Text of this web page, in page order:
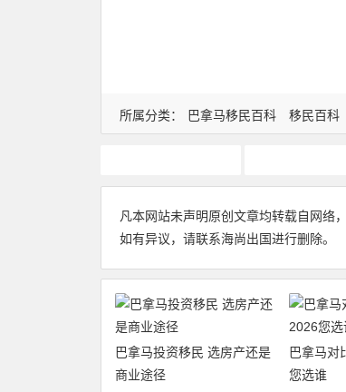
所属分类： 巴拿马移民百科 移民百科
凡本网站未声明原创文章均转载自网络
如有异议，请联系海尚出国进行删除。
巴拿马投资移民 选房产还是
商业途径
巴拿马对
您选谁